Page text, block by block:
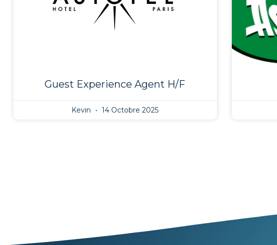
Guest Experience Agent H/F
Kevin 14 Octobre 2025